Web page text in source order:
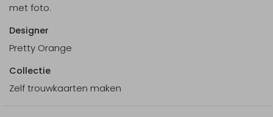
met foto.
Designer
Pretty Orange
Collectie
Zelf trouwkaarten maken